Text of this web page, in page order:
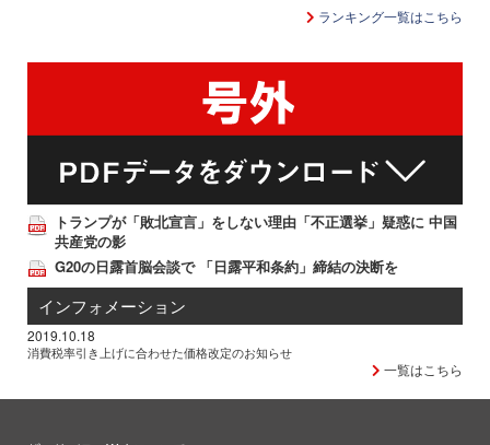
ランキング一覧はこちら
トランプが「敗北宣言」をしない理由「不正選挙」疑惑に 中国
共産党の影
G20の日露首脳会談で 「日露平和条約」締結の決断を
インフォメーション
2019.10.18
消費税率引き上げに合わせた価格改定のお知らせ
一覧はこちら